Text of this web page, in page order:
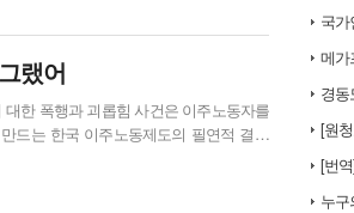
영구 하동지회장을 만나, 희망 ...
랬어
한 폭행과 괴롭힘 사건은 이주노동자를
드는 한국 이주노동제도의 필연적 결과